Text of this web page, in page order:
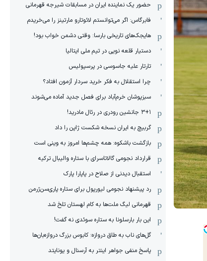
حضور یک نماینده ایران در مسابقات شیرجه قهرمانی
فابرگاس: اگر می‌توانستم لائوتارو مارتینز را می‌خریدم
هایجک‌های تاریخی بارسا: وقتی دشمن خواب بود!
دستیار قلعه نویی در تیم ملی ایتالیا
تارتار علیه جاسوسی در پرسپولیس
چرا استقلال به فکر خرید سردار آزمون افتاد؟
سبزپوشان خرم‌آباد برای فصل جدید آماده می‌شوند
۳+۱ جانشین رودری در رئال مادرید!
گربیچ به ایران نسخه شکست ژاپن را داد
بازگشت باشکوه: همه چشم‌ها امروز به وینی است
قرارداد نجومی گالاتاسرای با ستاره والیبال ترکیه
استقبال دیدنی از صلاح در پاپارا پارک
رد پیشنهاد نجومی لیورپول برای ستاره پاری‌سن‌ژرمن
قهرمانی لیگ ملت‌ها به کام لهستان تلخ شد
این بار بارسلونا به ستاره سوئدی نه گفت!
گل‌های ناب به طاق دروازه؛ کابوس بزرگ دروازه‌بان‌ها
پاسخ منفی جواهر اینتر به آرسنال و یونایتد